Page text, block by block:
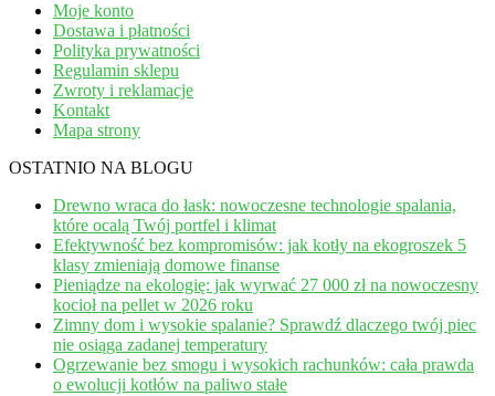
Moje konto
Dostawa i płatności
Polityka prywatności
Regulamin sklepu
Zwroty i reklamacje
Kontakt
Mapa strony
OSTATNIO NA BLOGU
Drewno wraca do łask: nowoczesne technologie spalania,
które ocalą Twój portfel i klimat
Efektywność bez kompromisów: jak kotły na ekogroszek 5
klasy zmieniają domowe finanse
Pieniądze na ekologię: jak wyrwać 27 000 zł na nowoczesny
kocioł na pellet w 2026 roku
Zimny dom i wysokie spalanie? Sprawdź dlaczego twój piec
nie osiąga zadanej temperatury
Ogrzewanie bez smogu i wysokich rachunków: cała prawda
o ewolucji kotłów na paliwo stałe